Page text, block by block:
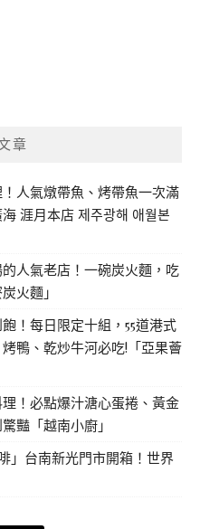
章
人氣燉帶魚、烤帶魚一次滿
涯月本店 제주광해 애월본
人氣老店！一碗炭火麵，吃
火麵」
！每日限定十組，55道港式
鴨、乾炒牛河必吃!「亞果薈
！必點爆汁溏心蛋捲、黃金
豔「越南小廚」
」台南新光門市開箱！世界